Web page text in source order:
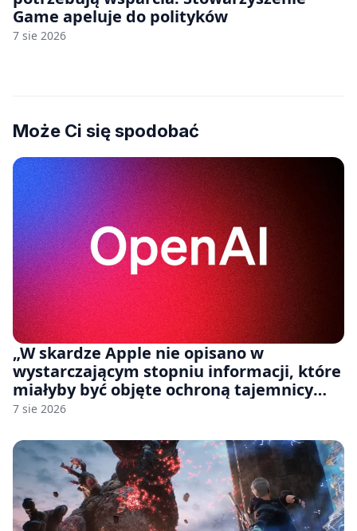
Game apeluje do polityków
7 sie 2026
Może Ci się spodobać
„W skardze Apple nie opisano w
wystarczającym stopniu informacji, które
miałyby być objęte ochroną tajemnicy
handlowej”. OpenAI żąda odrzucenia
7 sie 2026